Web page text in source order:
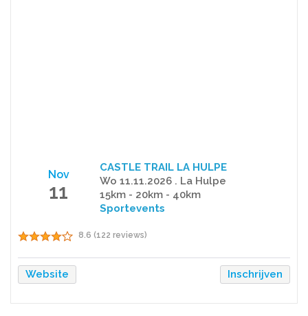
Nov
11
CASTLE TRAIL LA HULPE
Wo 11.11.2026 . La Hulpe
15km - 20km - 40km
Sportevents
8.6 (122 reviews)
Website Inschrijven